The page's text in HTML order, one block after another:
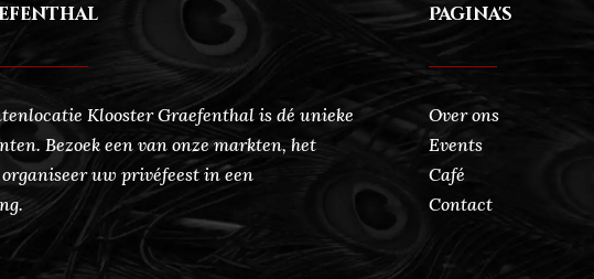
Klooster Graefenthal is dé unieke
Bezoek een van onze markten, het
uw privéfeest in een
Pagina's
Over ons
Events
Café
Contact